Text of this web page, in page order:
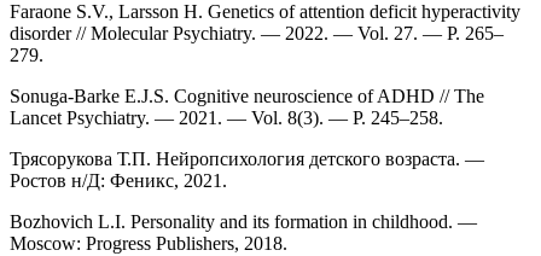
Faraone S.V., Larsson H. Genetics of attention deficit hyperactivity
disorder // Molecular Psychiatry. — 2022. — Vol. 27. — P. 265–
279.
Sonuga-Barke E.J.S. Cognitive neuroscience of ADHD // The
Lancet Psychiatry. — 2021. — Vol. 8(3). — P. 245–258.
Трясорукова Т.П. Нейропсихология детского возраста. —
Ростов н/Д: Феникс, 2021.
Bozhovich L.I. Personality and its formation in childhood. —
Moscow: Progress Publishers, 2018.